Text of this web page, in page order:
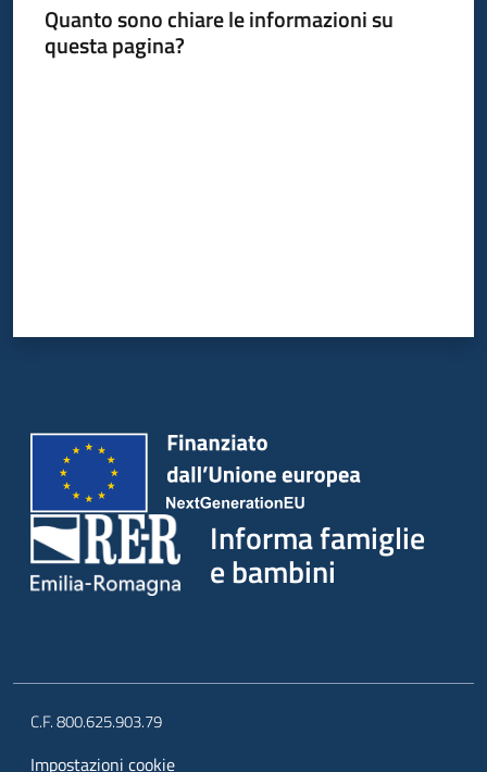
Quanto sono chiare le informazioni su
questa pagina?
Informa famiglie
e bambini
C.F. 800.625.903.79
Impostazioni cookie